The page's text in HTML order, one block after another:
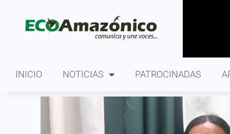
INICIO NOTICIAS PATROCINADAS